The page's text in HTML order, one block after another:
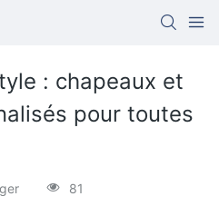
: chapeaux et
pour toutes
81